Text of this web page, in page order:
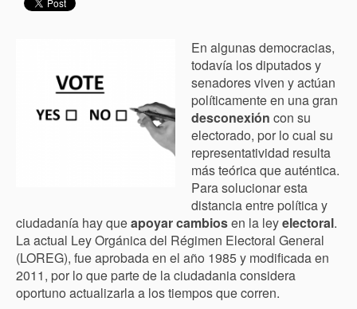
En algunas democracias,
todavía los diputados y
senadores viven y actúan
políticamente en una gran
desconexión con su
electorado, por lo cual su
representatividad resulta
más teórica que auténtica.
Para solucionar esta
distancia entre política y
ciudadanía hay queapoyar cambiosen la leyelectoral.
La actual Ley Orgánica del Régimen Electoral General
(LOREG), fue aprobada en el año 1985 y modificada en
2011, por lo que parte de la ciudadania considera
oportuno actualizarla a los tiempos que corren.